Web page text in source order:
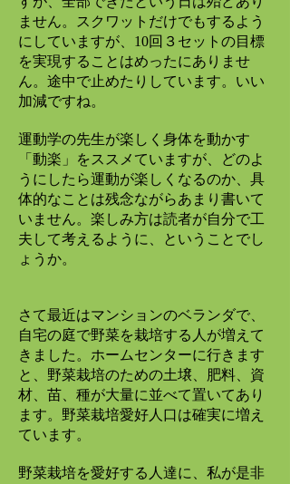
ません。スクワットだけでもするよう
にしていますが、10回３セットの目標
を実現することはめったにありませ
ん。途中で止めたりしています。いい
加減ですね。
運動学の先生が楽しく身体を動かす
「動楽」をススメていますが、どのよ
うにしたら運動が楽しくなるのか、具
体的なことは残念ながらあまり書いて
いません。楽しみ方は読者が自分で工
夫して考えるように、ということでし
ょうか。
さて最近はマンションのベランダで、
自宅の庭で野菜を栽培する人が増えて
きました。ホームセンターに行きます
と、野菜栽培のための土壌、肥料、資
材、苗、種が大量に並べて置いてあり
ます。野菜栽培愛好人口は確実に増え
ています。
野菜栽培を愛好する人達に、私が是非